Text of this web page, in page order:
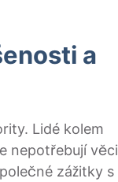
a
Lidé kolem
nepotřebují věci
zážitky s